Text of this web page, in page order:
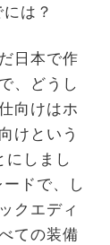
は？
日本で作
、どうし
向けはホ
けという
にしまし
ドで、し
クエディ
ての装備